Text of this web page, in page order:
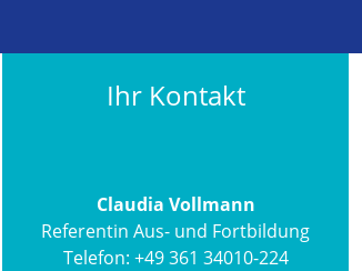
Ihr Kontakt
Claudia Vollmann
Referentin Aus- und Fortbildung
Telefon: +49 361 34010-224